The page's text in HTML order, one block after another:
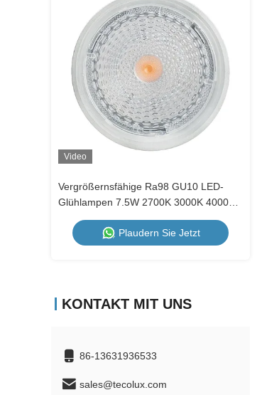
Video
Vergrößernsfähige Ra98 GU10 LED-
Glühlampen 7.5W 2700K 3000K 4000K
Dimmbarer Scheinwerfer
Plaudern Sie Jetzt
KONTAKT MIT UNS
86-13631936533
sales@tecolux.com